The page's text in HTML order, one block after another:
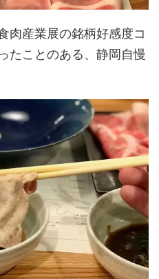
肉産業展の銘柄好感度コ
たことのある、静岡自慢